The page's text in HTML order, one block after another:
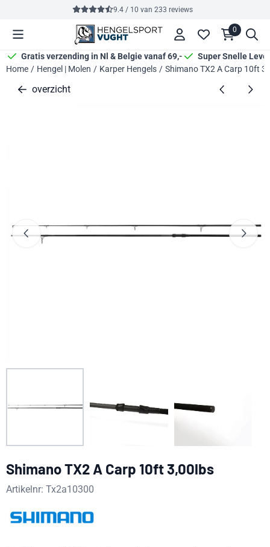
Cookievoorkeuren zijn momenteel gesloten.
9.4 / 10 van 233 reviews
0
Gratis verzending in Nl & Belgie vanaf 69,-
Super Snelle
Home / Hengel | Molen / Karper Hengels / Shimano TX2 A Carp 10ft
overzicht
Shimano TX2 A Carp 10ft 3,00lbs
Artikelnr: Tx2a10300